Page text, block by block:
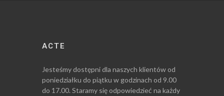
ACTE
Jesteśmy dostępni dla naszych klientów od
poniedziałku do piątku w godzinach od 9.00
do 17.00. Staramy się odpowiedzieć na każdy